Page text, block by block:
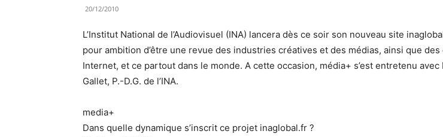
20/12/2010
L’Institut National de l’Audiovisuel (INA) lancera dès ce soir son nouveau site
pour ambition d’être une revue des industries créatives et des médias, ainsi que des
Internet, et ce partout dans le monde. A cette occasion, média+ s’est entretenu avec
Gallet, P.-D.G. de l’INA.
media+
Dans quelle dynamique s’inscrit ce projet inaglobal.fr ?